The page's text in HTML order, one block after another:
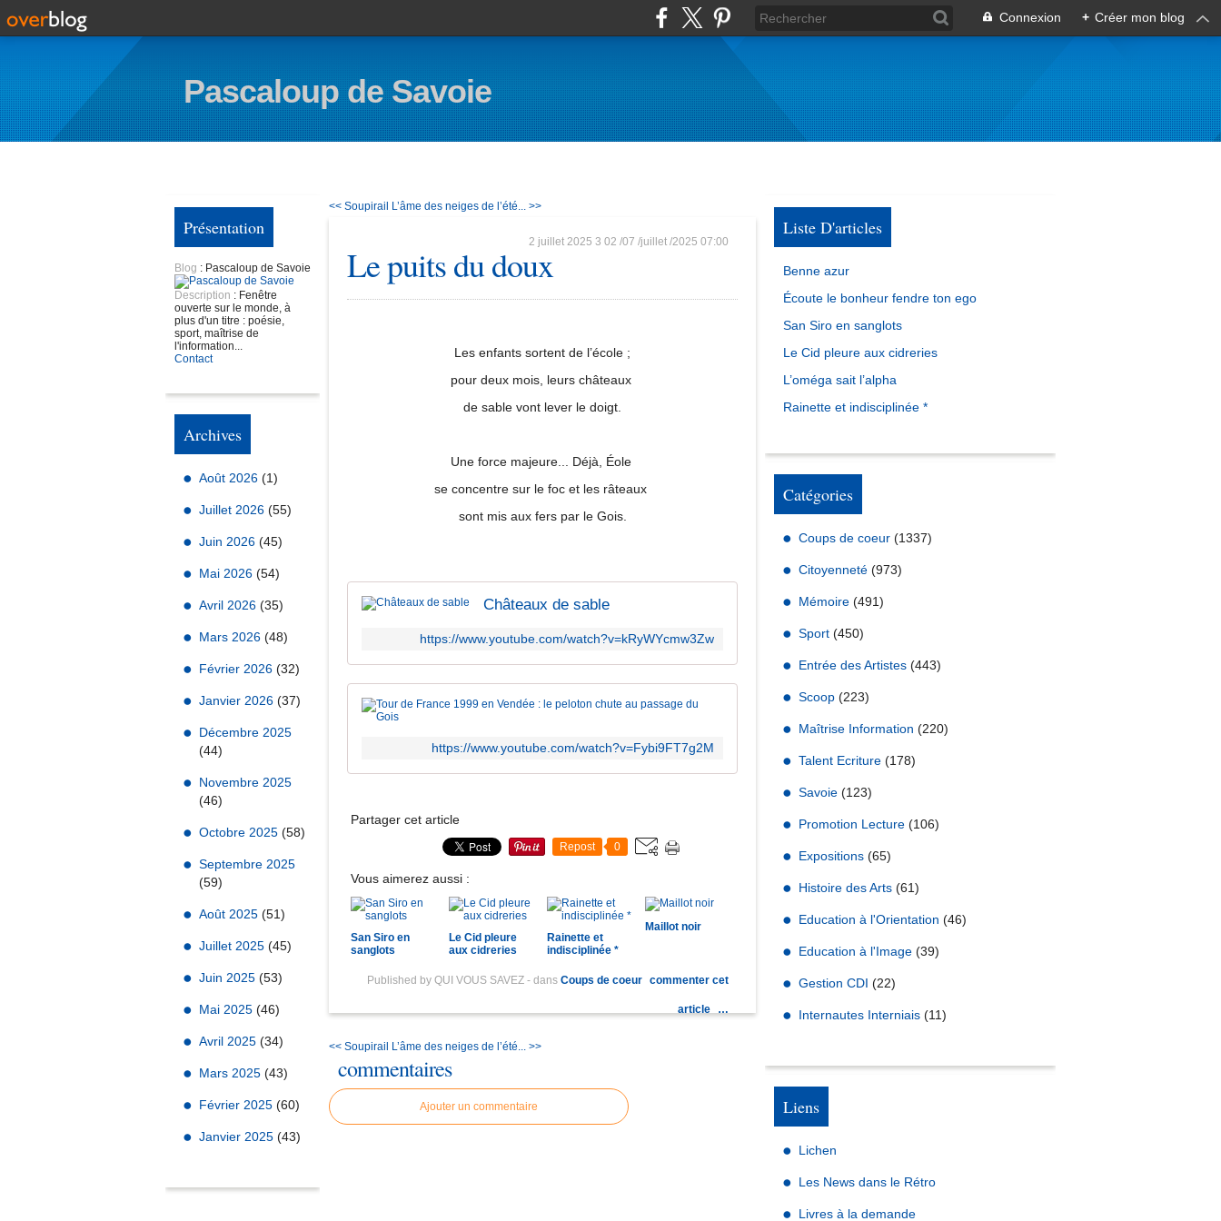
Connexion + Créer mon blog
Pascaloup de Savoie
Présentation
Blog : Pascaloup de Savoie
Description : Fenêtre
ouverte sur le monde, à
plus d'un titre : poésie,
sport, maîtrise de
l'information...
Contact
Archives
Août 2026 (1)
Juillet 2026 (55)
Juin 2026 (45)
Mai 2026 (54)
Avril 2026 (35)
Mars 2026 (48)
Février 2026 (32)
Janvier 2026 (37)
Décembre 2025
(44)
Novembre 2025
(46)
Octobre 2025 (58)
Septembre 2025
(59)
Août 2025 (51)
Juillet 2025 (45)
Juin 2025 (53)
Mai 2025 (46)
Avril 2025 (34)
Mars 2025 (43)
Février 2025 (60)
Janvier 2025 (43)
<< Soupirail L’âme des neiges de l’été... >>
2 juillet 2025 3 02 /07 /juillet /2025 07:00
Le puits du doux
Les enfants sortent de l’école ;
pour deux mois, leurs châteaux
de sable vont lever le doigt.
Une force majeure... Déjà, Éole
se concentre sur le foc et les râteaux
sont mis aux fers par le Gois.
Châteaux de sable
https://www.youtube.com/watch?v=kRyWYcmw3Zw
Tour de France 1999 en Vendée : le peloton chute au passage du Gois
https://www.youtube.com/watch?v=Fybi9FT7g2M
Partager cet article
Repost 0
Vous aimerez aussi :
San Siro en
sanglots
Le Cid pleure
aux cidreries
Rainette et
indisciplinée *
Maillot noir
Published by QUI VOUS SAVEZ - dans Coups de coeur commenter cet
article …
<< Soupirail L’âme des neiges de l’été... >>
commentaires
Ajouter un commentaire
Liste D'articles
Benne azur
Écoute le bonheur fendre ton ego
San Siro en sanglots
Le Cid pleure aux cidreries
L’oméga sait l’alpha
Rainette et indisciplinée *
Catégories
Coups de coeur (1337)
Citoyenneté (973)
Mémoire (491)
Sport (450)
Entrée des Artistes (443)
Scoop (223)
Maîtrise Information (220)
Talent Ecriture (178)
Savoie (123)
Promotion Lecture (106)
Expositions (65)
Histoire des Arts (61)
Education à l'Orientation (46)
Education à l'Image (39)
Gestion CDI (22)
Internautes Interniais (11)
Liens
Lichen
Les News dans le Rétro
Livres à la demande